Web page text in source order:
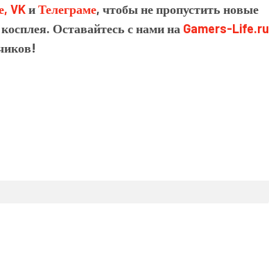
VKиТелеграме, чтобы не пропустить новые
Оставайтесь с нами на Gamers-Life.ru